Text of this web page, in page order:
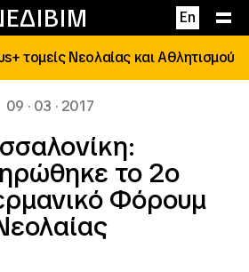
En
τομείς Νεολαίας και Αθλητισμού
09 · 03 · 2017
το 2ο
Φόρουμ